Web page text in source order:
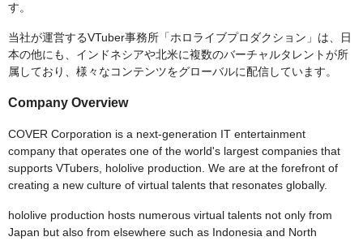
す。
当社が運営するVTuber事務所「ホロライブプロダクション」は、日
本の他にも、インドネシアや北米に複数のバーチャルタレントが所
属しており、様々なコンテンツをグローバルに配信しています。
Company Overview
COVER Corporation is a next-generation IT entertainment
company that operates one of the world's largest companies that
supports VTubers, hololive production. We are at the forefront of
creating a new culture of virtual talents that resonates globally.
hololive production hosts numerous virtual talents not only from
Japan but also from elsewhere such as Indonesia and North